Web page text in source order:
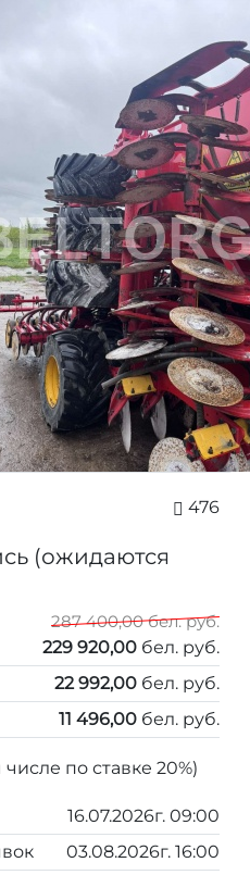
476
(ожидаются
287 400,00 бел. руб.
229 920,00 бел. руб.
22 992,00 бел. руб.
11 496,00 бел. руб.
по ставке 20%)
16.07.2026г. 09:00
03.08.2026г. 16:00